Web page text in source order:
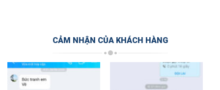
CẢM NHẬN CỦA KHÁCH HÀNG